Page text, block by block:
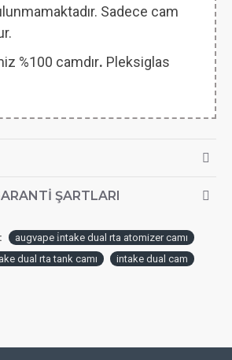
Sadece cam
%100 camdır. Pleksiglas
ŞARTLARI
augvape i̇ntake dual rta atomizer camı
dual rta tank camı
intake dual cam